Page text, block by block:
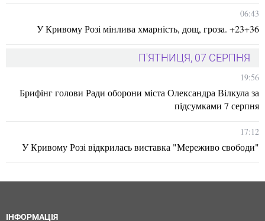
06:43
У Кривому Розі мінлива хмарність, дощ, гроза. +23+36
П'ЯТНИЦЯ, 07 СЕРПНЯ
19:56
Брифінг голови Ради оборони міста Олександра Вілкула за
підсумками 7 серпня
17:12
У Кривому Розі відкрилась виставка "Мереживо свободи"
ІНФОРМАЦІЯ